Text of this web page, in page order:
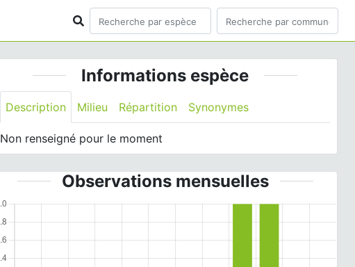
Informations espèce
Description Milieu Répartition Synonymes
Non renseigné pour le moment
Observations mensuelles